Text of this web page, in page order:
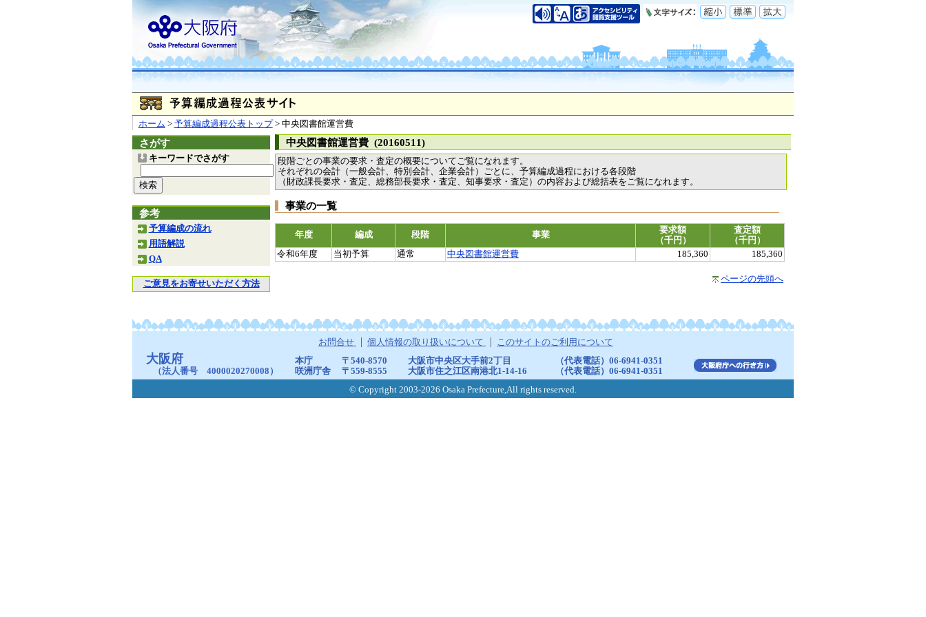
ホーム > 予算編成過程公表トップ> 中央図書館運営費
さがす
キーワードでさがす
参考
予算編成の流れ
用語解説
QA
ご意見をお寄せいただく方法
中央図書館運営費 (20160511)
段階ごとの事業の要求・査定の概要についてご覧になれます。
それぞれの会計（一般会計、特別会計、企業会計）ごとに、予算編成過程における各段階
（財政課長要求・査定、総務部長要求・査定、知事要求・査定）の内容および総括表をご覧になれます。
事業の一覧
年度 編成 段階 事業
要求額
（千円）
査定額
（千円）
令和6年度
当初予算 通常 中央図書館運営費 185,360 185,360
ページの先頭へ
お問合せ 個人情報の取り扱いについて このサイトのご利用について
大阪府
（法人番号 4000020270008）
本庁 〒540-8570 大阪市中央区大手前2丁目
（代表電話）06-6941-0351
咲洲庁舎
〒559-8555 大阪市住之江区南港北1-14-16
（代表電話）06-6941-0351
© Copyright 2003-2026 Osaka Prefecture,All rights reserved.